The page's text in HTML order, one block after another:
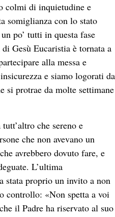
colmi di inquietudine e
somiglianza con lo stato
po’ tutti in questa fase
Gesù Eucaristia è tornata a
alla messa e
e siamo logorati da
si protrae da molte settimane
che sereno e
che non avevano un
avrebbero dovuto fare, e
L’ultima
stata proprio un invito a non
controllo: «Non spetta a voi
il Padre ha riservato al suo